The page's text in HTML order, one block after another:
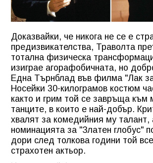
Доказвайки, че никога не се е
предизвикателства, Траволта
тотална физическа
изиграе агорафобичната, но
Една Търнблад във филма "Лак
Носейки 30-килограмов костюм
както и грим той се завръща към
танците, в които е най-добър.
хвалят за комедийния му талант,
номинацията за "Златен глобус"
дори след толкова години той
страхотен актьор.